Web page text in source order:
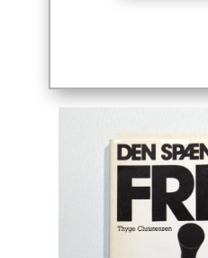
Engelsk
Erhverv
Europa